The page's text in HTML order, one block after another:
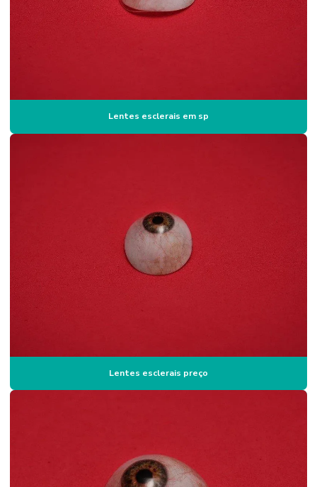
Prótese ocular que se movimenta
Lentes esclerais em sp
Lentes esclerais preço